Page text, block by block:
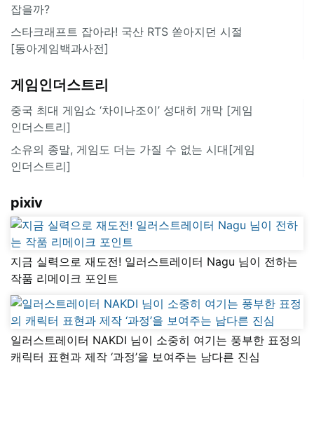
잡을까?
스타크래프트 잡아라! 국산 RTS 쏟아지던 시절
[동아게임백과사전]
게임인더스트리
중국 최대 게임쇼 ‘차이나조이’ 성대히 개막 [게임
인더스트리]
소유의 종말, 게임도 더는 가질 수 없는 시대[게임
인더스트리]
pixiv
지금 실력으로 재도전! 일러스트레이터 Nagu 님이 전하는
작품 리메이크 포인트
일러스트레이터 NAKDI 님이 소중히 여기는 풍부한 표정의
캐릭터 표현과 제작 ‘과정’을 보여주는 남다른 진심